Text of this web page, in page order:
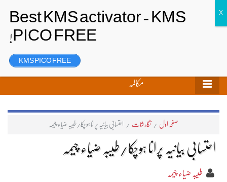
رجسٹر
مکالمہ
صفحہ اول / نگارشات / احتسابی بیانیہ پرانا ہوچکا/طیبہ ضیاء چیمہ
احتسابی بیانیہ پرانا ہوچکا/طیبہ ضیاء چیمہ
طیبہ ضیاء چیمہ
KMS PICO FREE